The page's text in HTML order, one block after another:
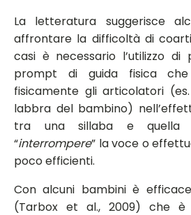
La letteratura suggerisce
affrontare la difficoltà di
casi è necessario l’utilizzo
prompt di guida fisica che
fisicamente gli articolatori
labbra del bambino)
tra una sillaba e quella
“interrompere” la voce o
poco efficienti.
Con alcuni bambini è
(Tarbox et al., 2009) che è